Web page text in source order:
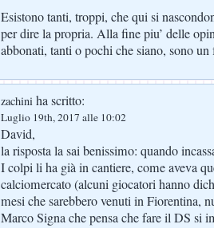
Esistono tanti, troppi, che qui si
per dire la propria. Alla fine piu’ delle
abbonati, tanti o pochi che siano, sono un
zachini ha scritto:
Luglio 19th, 2017 alle 10:02
David,
la risposta la sai benissimo: quando
I colpi li ha già in cantiere, come aveva
calciomercato (alcuni giocatori hanno
mesi che sarebbero venuti in Fiorentina,
Marco Signa che pensa che fare il DS si